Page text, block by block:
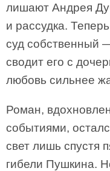
лишают Андрея
и рассудка.
суд собственный
сводит его с
любовь сильнее
Роман,
событиями,
свет лишь спустя
гибели Пушкина.